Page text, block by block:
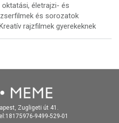
életrajzi- és
és sorozatok
rajzfilmek gyerekeknek
Zugligeti út 41.
9499-529-01